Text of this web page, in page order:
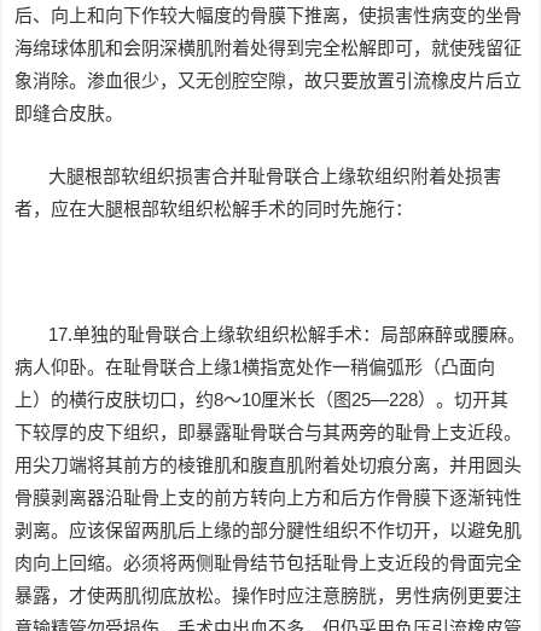
后、向上和向下作较大幅度的骨膜下推离，使损害性病变的坐骨
海绵球体肌和会阴深横肌附着处得到完全松解即可，就使残留征
象消除。渗血很少，又无创腔空隙，故只要放置引流橡皮片后立
即缝合皮肤。
大腿根部软组织损害合并耻骨联合上缘软组织附着处损害
者，应在大腿根部软组织松解手术的同时先施行：
17.单独的耻骨联合上缘软组织松解手术：局部麻醉或腰麻。
病人仰卧。在耻骨联合上缘1横指宽处作一稍偏弧形（凸面向
上）的横行皮肤切口，约8～10厘米长（图25—228）。切开其
下较厚的皮下组织，即暴露耻骨联合与其两旁的耻骨上支近段。
用尖刀端将其前方的棱锥肌和腹直肌附着处切痕分离，并用圆头
骨膜剥离器沿耻骨上支的前方转向上方和后方作骨膜下逐渐钝性
剥离。应该保留两肌后上缘的部分腱性组织不作切开，以避免肌
肉向上回缩。必须将两侧耻骨结节包括耻骨上支近段的骨面完全
暴露，才使两肌彻底放松。操作时应注意膀胱，男性病例更要注